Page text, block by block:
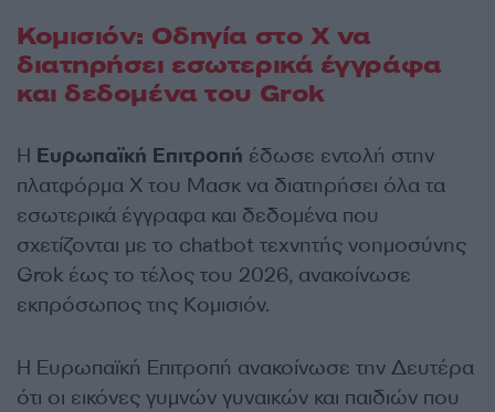
Κομισιόν: Οδηγία στο Χ να
διατηρήσει εσωτερικά έγγράφα
και δεδομένα του Grok
Η Ευρωπαϊκή Επιτροπή έδωσε εντολή στην
πλατφόρμα X του Μασκ να διατηρήσει όλα τα
εσωτερικά έγγραφα και δεδομένα που
σχετίζονται με το chatbot τεχνητής νοημοσύνης
Grok έως το τέλος του 2026, ανακοίνωσε
εκπρόσωπος της Κομισιόν.
Η Ευρωπαϊκή Επιτροπή ανακοίνωσε την Δευτέρα
ότι οι εικόνες γυμνών γυναικών και παιδιών που